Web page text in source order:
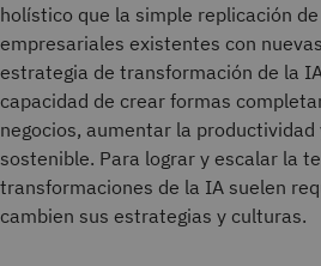
holístico que la simple replicación
empresariales existentes con
estrategia de transformación de la
capacidad de crear formas
negocios, aumentar la
sostenible. Para lograr y escalar la
transformaciones de la IA suelen
cambien sus estrategias y culturas.